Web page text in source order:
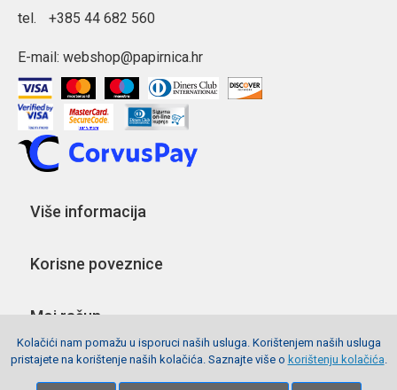
tel. +385 44 682 560
E-mail: webshop@papirnica.hr
Više informacija
Korisne poveznice
Moj račun
Pratite nas
Kolačići nam pomažu u isporuci naših usluga. Korištenjem naših usluga
pristajete na korištenje naših kolačića. Saznajte više o korištenju kolačića.